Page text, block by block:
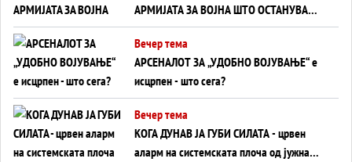
АРМИЈАТА ЗА ВОЈНА ШТО ОСТАНУВА
БЕЗ ФРОНТ
Вечер тема
АРСЕНАЛОТ ЗА „УДОБНО ВОЈУВАЊЕ“ е
исцрпен - што сега?
Вечер тема
КОГА ДУНАВ ЈА ГУБИ СИЛАТА - црвен
аларм на системската плоча од јужна